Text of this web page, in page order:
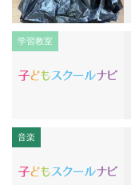
学習教室
音楽